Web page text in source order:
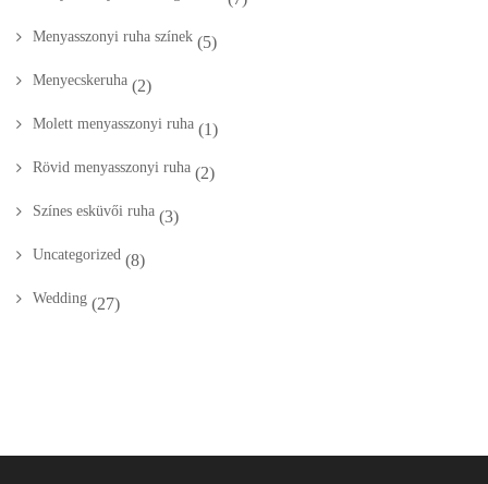
Menyasszonyi ruha színek (5)
Menyecskeruha (2)
Molett menyasszonyi ruha (1)
Rövid menyasszonyi ruha (2)
Színes esküvői ruha (3)
Uncategorized (8)
Wedding (27)